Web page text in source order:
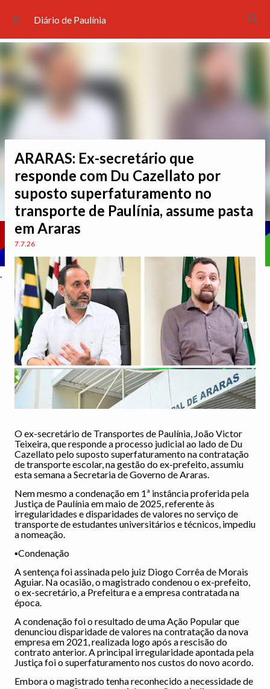
Pular para o conteúdo principal
Diário de Paulínia
.
ARARAS: Ex-secretário que
responde com Du Cazellato por
suposto superfaturamento no
transporte de Paulínia, assume pasta
em Araras
7.7.26
O ex-secretário de Transportes de Paulínia, João Victor
Teixeira, que responde a processo judicial ao lado de Du
Cazellato pelo suposto superfaturamento na contratação
de transporte escolar, na gestão do ex-prefeito, assumiu
esta semana a Secretaria de Governo de Araras.
​Nem mesmo a condenação em 1ª instância proferida pela
Justiça de Paulínia em maio de 2025, referente às
irregularidades e disparidades de valores no serviço de
transporte de estudantes universitários e técnicos, impediu
a nomeação.
▪️Condenação
​A sentença foi assinada pelo juiz Diogo Corrêa de Morais
Aguiar. Na ocasião, o magistrado condenou o ex-prefeito,
o ex-secretário, a Prefeitura e a empresa contratada na
época.
​A condenação foi o resultado de uma Ação Popular que
denunciou disparidade de valores na contratação da nova
empresa em 2021, realizada logo após a rescisão do
contrato anterior. ​A principal irregularidade apontada pela
Justiça foi o superfaturamento nos custos do novo acordo.
​Embora o magistrado tenha reconhecido a necessidade de